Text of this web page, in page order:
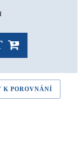
K POROVNÁNÍ